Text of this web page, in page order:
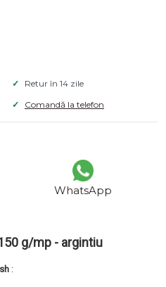
g/mp - argintiu
:
Retur în 14 zile
Comandă la telefon
WhatsApp